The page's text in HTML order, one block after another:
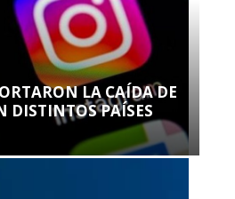
LA CAÍDA DE
DISTINTOS PAÍSES